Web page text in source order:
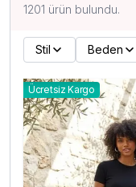
1201 ürün bulundu.
Stil Beden
Ücretsiz Kargo